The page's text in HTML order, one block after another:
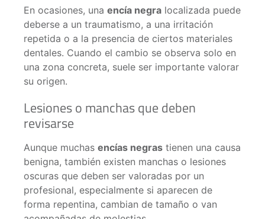
En ocasiones, una encía negra localizada puede
deberse a un traumatismo, a una irritación
repetida o a la presencia de ciertos materiales
dentales. Cuando el cambio se observa solo en
una zona concreta, suele ser importante valorar
su origen.
Lesiones o manchas que deben
revisarse
Aunque muchas encías negras tienen una causa
benigna, también existen manchas o lesiones
oscuras que deben ser valoradas por un
profesional, especialmente si aparecen de
forma repentina, cambian de tamaño o van